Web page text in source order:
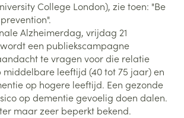
College London), zie toen: "Be
Alzheimerdag, vrijdag 21
een publiekscampagne
te vragen voor die relatie
middelbare leeftijd (40 tot 75 jaar) en
op hogere leeftijd. Een gezonde
op dementie gevoelig doen dalen.
maar zeer beperkt bekend.